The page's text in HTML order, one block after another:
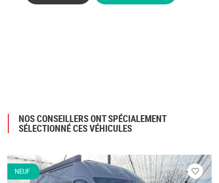
NOS CONSEILLERS ONT SPÉCIALEMENT
SÉLECTIONNÉ CES VÉHICULES
NEUF
Veuillez